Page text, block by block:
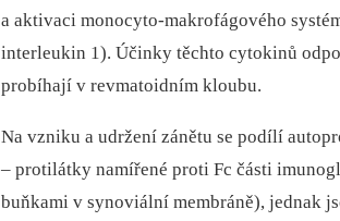
a aktivaci monocyto-makrofágového
interleukin 1). Účinky těchto cytokinů
probíhají v revmatoidním kloubu.
Na vzniku a udržení zánětu se podílí
–⁠ protilátky namířené proti Fc části
buňkami v synoviální membráně), jednak